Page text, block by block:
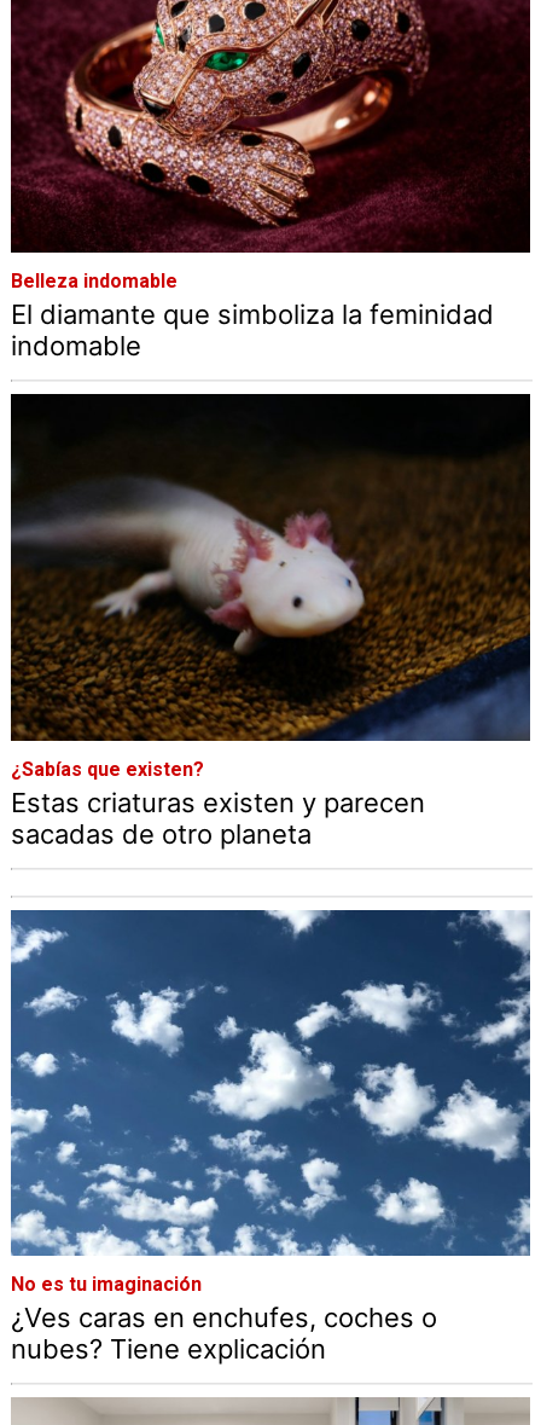
Belleza indomable
El diamante que simboliza la feminidad
indomable
¿Sabías que existen?
Estas criaturas existen y parecen
sacadas de otro planeta
No es tu imaginación
¿Ves caras en enchufes, coches o
nubes? Tiene explicación